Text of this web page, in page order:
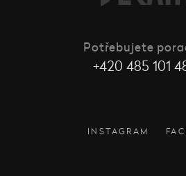
Potřebujete
+420 485 101
INSTAGRAM